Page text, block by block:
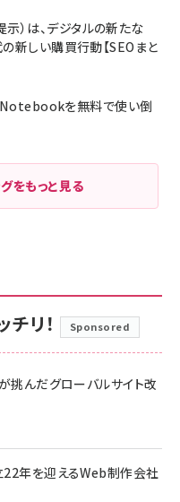
）は、デジタルの新たな
の新しい購買行動【SEOまと
Notebookを無料で使い倒
をもっと見る
リ！ Sponsored
挑んだグローバルサイト改
22年を迎えるWeb制作会社